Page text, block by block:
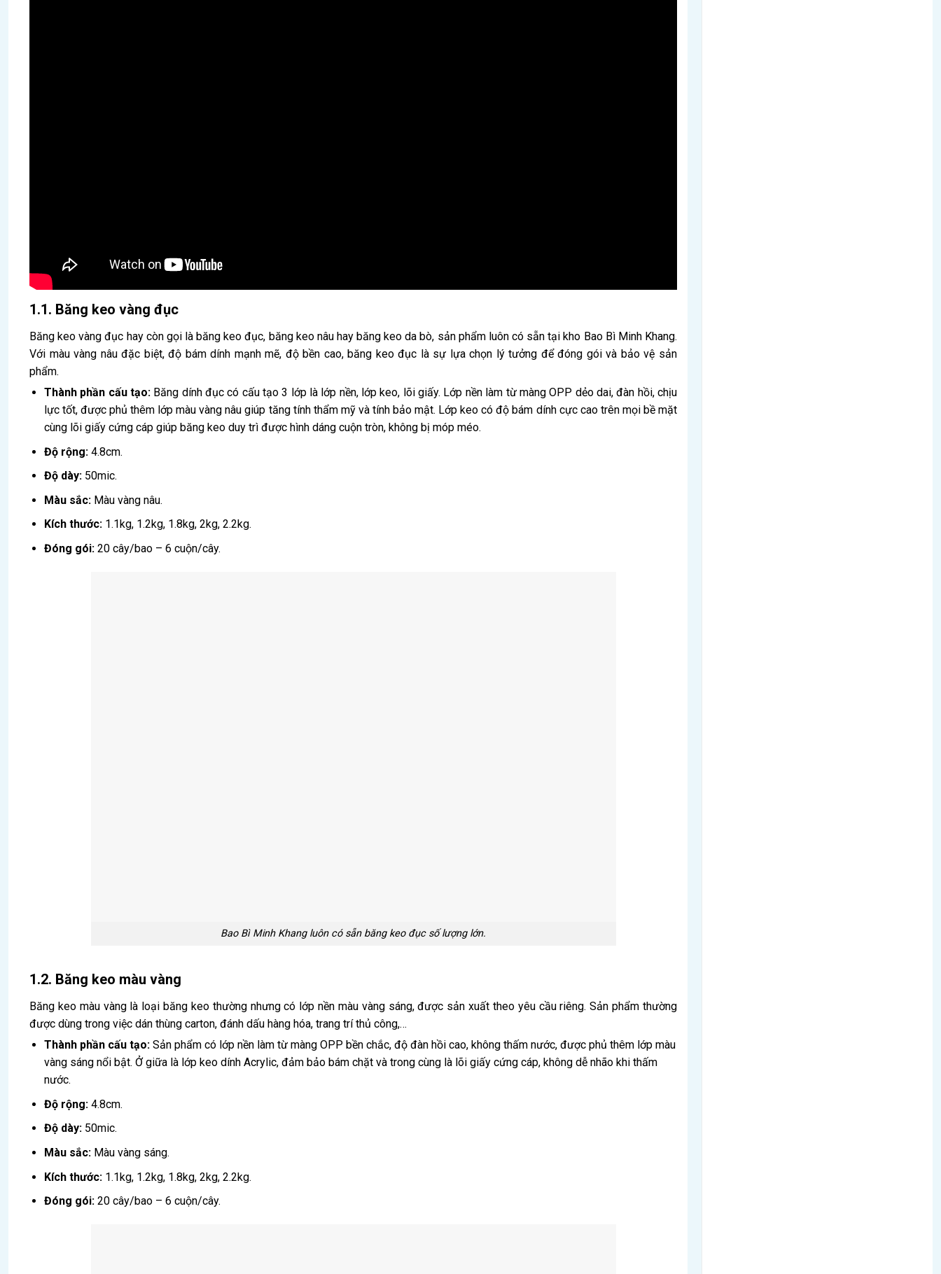
1.1. Băng keo vàng đục
Băng keo vàng đục hay còn gọi là băng keo đục, băng keo nâu hay băng keo da bò, sản phẩm luôn có sẵn tại kho Bao Bì Minh Khang.
Với màu vàng nâu đặc biệt, độ bám dính mạnh mẽ, độ bền cao, băng keo đục là sự lựa chọn lý tưởng để đóng gói và bảo vệ sản
phẩm.
Thành phần cấu tạo:Băng dính đục có cấu tạo 3 lớp là lớp nền, lớp keo, lõi giấy. Lớp nền làm từ màng OPP dẻo dai, đàn hồi, chịu
lực tốt, được phủ thêm lớp màu vàng nâu giúp tăng tính thẩm mỹ và tính bảo mật. Lớp keo có độ bám dính cực cao trên mọi bề mặt
cùng lõi giấy cứng cáp giúp băng keo duy trì được hình dáng cuộn tròn, không bị móp méo.
Độ rộng:4.8cm.
Độ dày:50mic.
Màu sắc:Màu vàng nâu.
Kích thước:1.1kg, 1.2kg, 1.8kg, 2kg, 2.2kg.
Đóng gói:20 cây/bao – 6 cuộn/cây.
Bao Bì Minh Khang luôn có sẵn băng keo đục số lượng lớn.
1.2. Băng keo màu vàng
Băng keo màu vàng là loại băng keo thường nhưng có lớp nền màu vàng sáng, được sản xuất theo yêu cầu riêng. Sản phẩm thường
được dùng trong việc dán thùng carton, đánh dấu hàng hóa, trang trí thủ công,…
Thành phần cấu tạo:Sản phẩm có lớp nền làm từ màng OPP bền chắc, độ đàn hồi cao, không thấm nước, được phủ thêm lớp màu
vàng sáng nổi bật. Ở giữa là lớp keo dính Acrylic, đảm bảo bám chặt và trong cùng là lõi giấy cứng cáp, không dễ nhão khi thấm
nước.
Độ rộng:4.8cm.
Độ dày:50mic.
Màu sắc:Màu vàng sáng.
Kích thước:1.1kg, 1.2kg, 1.8kg, 2kg, 2.2kg.
Đóng gói:20 cây/bao – 6 cuộn/cây.